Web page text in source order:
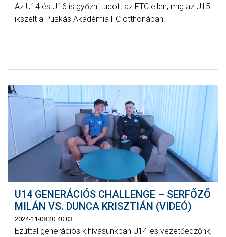
Az U14 és U16 is győzni tudott az FTC ellen, míg az U15
ikszelt a Puskás Akadémia FC otthonában.
U14 GENERÁCIÓS CHALLENGE – SERFŐZŐ
MILÁN VS. DUNCA KRISZTIÁN (VIDEÓ)
2024-11-08 20:40:03
Ezúttal generációs kihívásunkban U14-es vezetőedzőnk,